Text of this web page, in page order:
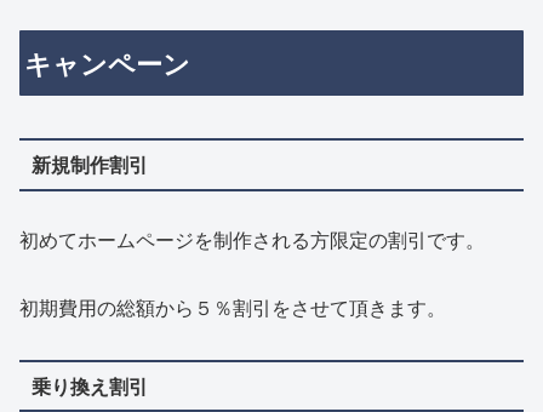
キャンペーン
新規制作割引
初めてホームページを制作される方限定の割引です。
初期費用の総額から５％割引をさせて頂きます。
乗り換え割引